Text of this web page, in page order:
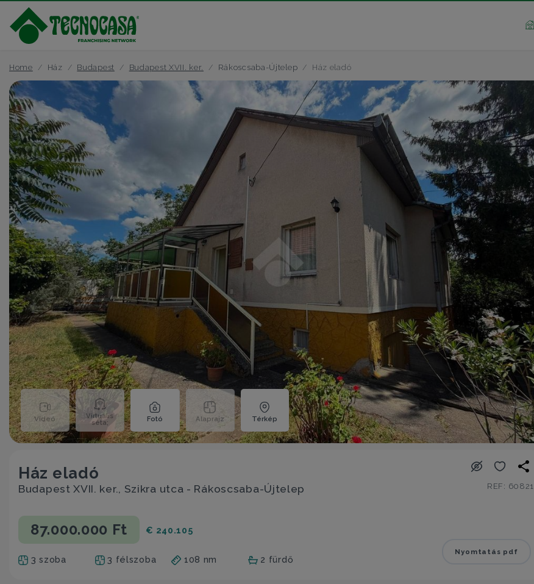
Home Ház Budapest Budapest XVII. ker. Rákoscsaba-Újtelep Ház eladó
Videó Virtuális
séta; Fotó Alaprajz Térkép
Ház eladó
Budapest XVII. ker., Szikra utca - Rákoscsaba-Újtelep REF: 60821
87.000.000 Ft € 240.105
3 szoba 3 félszoba 108 nm 2 fürdő
Nyomtatás pdf